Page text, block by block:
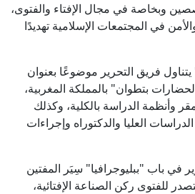
وبخاصة في مجال الإفتاء والفتوى،
في المجتمعات الإسلامية تهديدًا
فريق التحرير موضوعًا بعنوان
بتطوان" بالمملكة المغربية،
وأنظمة الدراسة بالكلية، وكذلك
العليا والدكتوراه وإجراءات
في باب "ببليوجرافيا" سِيَر المفتين
للفتوى ركن الصناعة الإفتائية،